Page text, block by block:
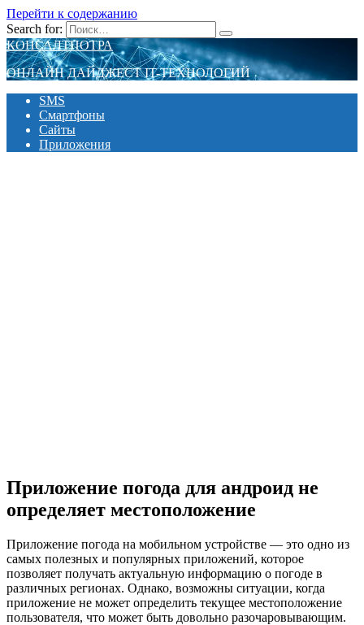
Перейти к содержанию
Search for:
КОНСАЛТПОТРА
ОНЛАЙН ДАЙДЖЕСТ IT-ТЕХНОЛОГИЙ
SMS
Смартфоны
Сайты
Приложения
Приложение погода для андроид не
определяет местоположение
Приложение погода на мобильном устройстве — это одно из
самых полезных и популярных приложений, которое
позволяет получать актуальную информацию о погоде в
различных регионах. Однако, возможны ситуации, когда
приложение не может определить текущее местоположение
пользователя, что может быть довольно разочаровывающим.